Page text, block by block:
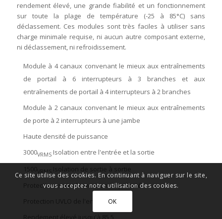
rendement élevé, une grande fiabilité et un fonctionnement
sur toute la plage de température (-25 à 85°C) sans
déclassement. Ces modules sont très faciles à utiliser sans
charge minimale requise, ni aucun autre composant externe,
ni déclassement, ni refroidissement.
Module à 4 canaux convenant le mieux aux entraînements
de portail à 6 interrupteurs à 3 branches et aux
entraînements de portail à 4 interrupteurs à 2 branches
Module à 2 canaux convenant le mieux aux entraînements
de porte à 2 interrupteurs à une jambe
Haute densité de puissance
3000VRMS Isolation entre l'entrée et la sortie
VRMS
Protection contre l'inversion de polarité
Ce site utilise des cookies. En continuant à naviguer sur le site,
vous acceptez notre utilisation des cookies.
OK